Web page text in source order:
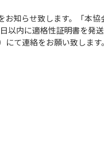
知らせ致します。「本
以内に適格性証明書を
て連絡をお願い致します。